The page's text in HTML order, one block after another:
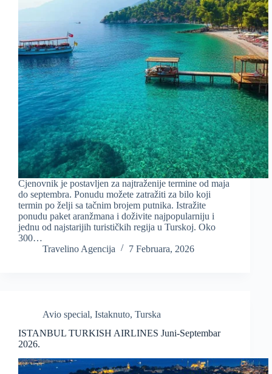
Cjenovnik je postavljen za najtraženije termine od maja
do septembra. Ponudu možete zatražiti za bilo koji
termin po želji sa tačnim brojem putnika. Istražite
ponudu paket aranžmana i doživite najpopularniju i
jednu od najstarijih turističkih regija u Turskoj. Oko
300…
Travelino Agencija
7 Februara, 2026
Avio special, Istaknuto, Turska
ISTANBUL TURKISH AIRLINES Juni-Septembar
2026.